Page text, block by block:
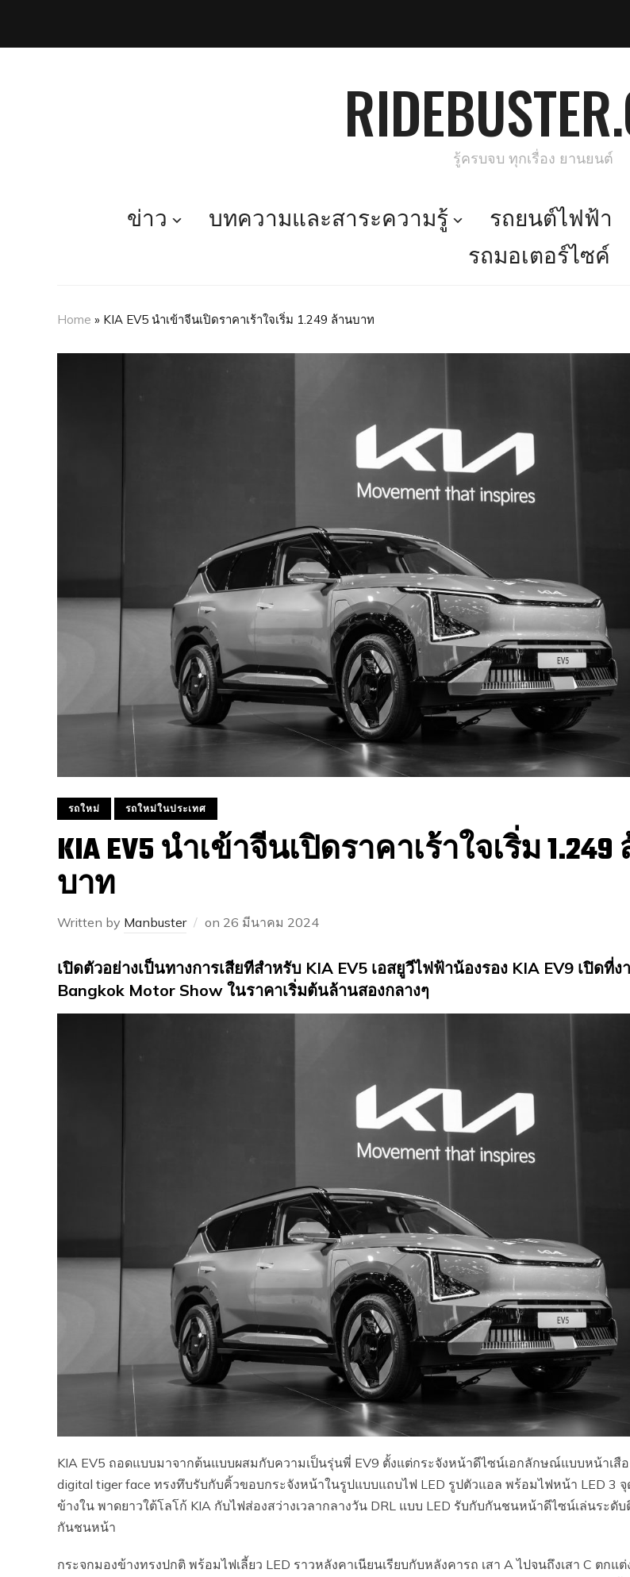
รู้ครบจบ ทุกเรื่อง ยานยนต์
ข่าว บทความและสาระความรู้ รถยนต์ไฟฟ้า
รถมอเตอร์ไซค์
Home » KIA EV5 นำเข้าจีนเปิดราคาเร้าใจเริ่ม 1.249 ล้านบาท
รถใหม่ รถใหม่ในประเทศ
KIA EV5 นำเข้าจีนเปิดราคาเร้าใจเริ่ม 1.249
บาท
Written by Manbuster on 26 มีนาคม 2024
เปิดตัวอย่างเป็นทางการเสียทีสำหรับ KIA EV5 เอสยูวีไฟฟ้าน้องรอง KIA EV9 เปิดที่ง
Bangkok Motor Show ในราคาเริ่มต้นล้านสองกลางๆ
KIA EV5 ถอดแบบมาจากต้นแบบผสมกับความเป็นรุ่นพี่ EV9 ตั้งแต่กระจังหน้าดีไซน์เอกลักษณ์แบบหน้าเสื
digital tiger face ทรงทึบรับกับคิ้วขอบกระจังหน้าในรูปแบบแถบไฟ LED รูปตัวแอล พร้อมไฟหน้า LED 3
ข้างใน พาดยาวใต้โลโก้ KIA กับไฟส่องสว่างเวลากลางวัน DRL แบบ LED รับกับกันชนหน้าดีไซน์เล่นระดั
กันชนหน้า
กระจกมองข้างทรงปกติ พร้อมไฟเลี้ยว LED ราวหลังคาเนียนเรียบกับหลังคารถ เสา A ไปจนถึงเสา C ตกแ